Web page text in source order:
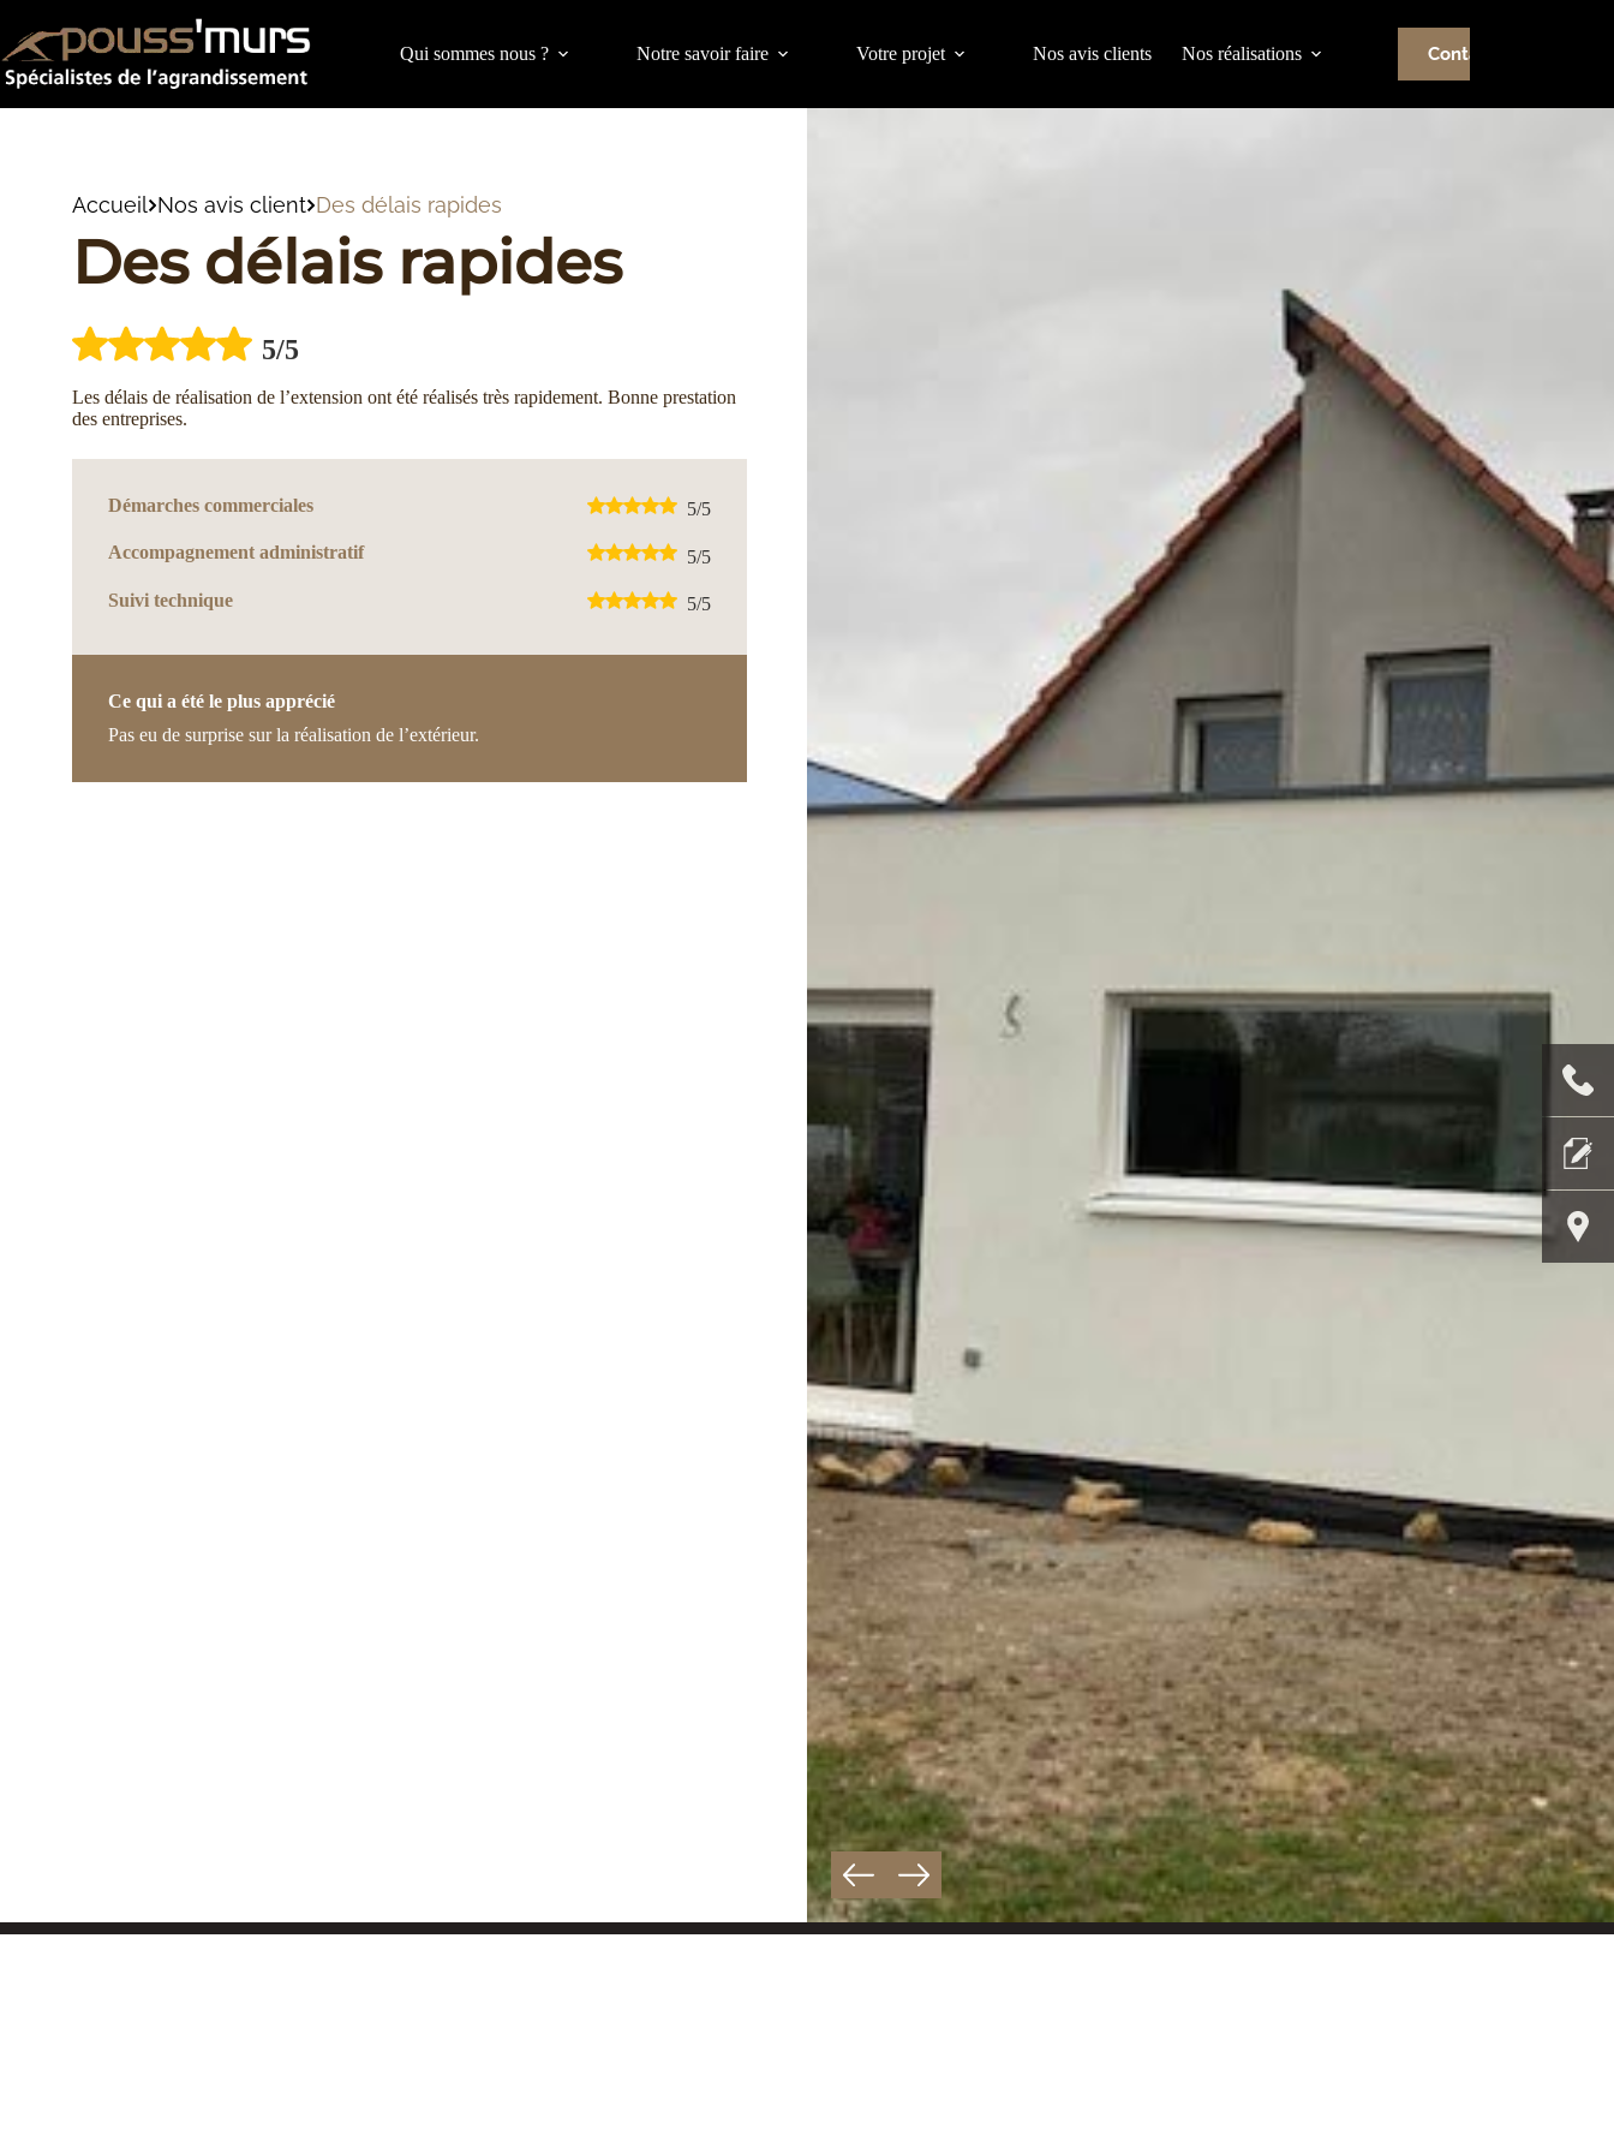
contenu
Contactez-nous
Qui sommes nous ? Notre savoir faire Votre projet Nos avis clients Nos réalisations
Accueil Nos avis client Des délais rapides
Des délais rapides
5/5
Les délais de réalisation de l’extension ont été réalisés très rapidement. Bonne prestation
des entreprises.
Démarches commerciales 5/5
Accompagnement administratif 5/5
Suivi technique 5/5
Ce qui a été le plus apprécié
Pas eu de surprise sur la réalisation de l’extérieur.